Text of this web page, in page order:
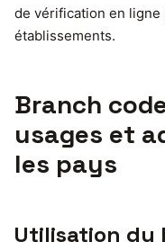
de vérification en
établissements.
Branch
usages et
les pays
Utilisation du